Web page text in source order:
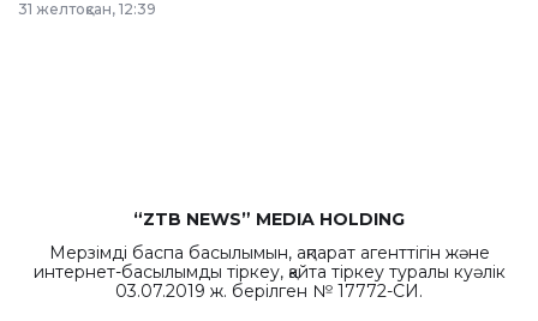
республиканского
31 желтоқсан, 12:39
“ZTB NEWS” MEDIA HOLDING
Мерзімді баспа басылымын, ақпарат агенттігін және
интернет-басылымды тіркеу, қайта тіркеу туралы куәлік
03.07.2019 ж. берілген № 17772-СИ.